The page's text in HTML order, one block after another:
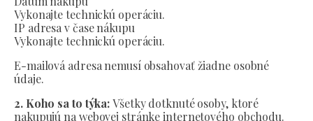
Vykonajte technickú operáciu.
IP adresa v čase nákupu
Vykonajte technickú operáciu.
E-mailová adresa nemusí obsahovať žiadne osobné
údaje.
2. Koho sa to týka:Všetky dotknuté osoby, ktoré
nakupujú na webovej stránke internetového obchodu.